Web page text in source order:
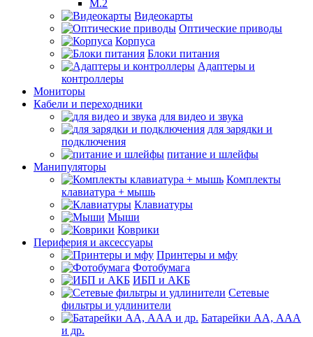
M.2
Видеокарты
Оптические приводы
Корпуса
Блоки питания
Адаптеры и
контроллеры
Мониторы
Кабели и переходники
для видео и звука
для зарядки и
подключения
питание и шлейфы
Манипуляторы
Комплекты
клавиатура + мышь
Клавиатуры
Мыши
Коврики
Периферия и аксессуары
Принтеры и мфу
Фотобумага
ИБП и АКБ
Сетевые
фильтры и удлинители
Батарейки АА, ААА
и др.